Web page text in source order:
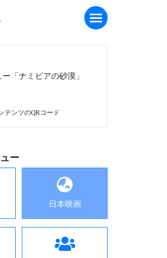
テンツのQRコード
ー
日本映画